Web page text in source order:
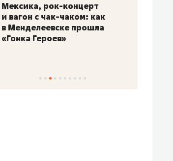
Мексика, рок-концерт
и вагон с чак-чаком: как
в Менделеевске прошла
«Гонка Героев»